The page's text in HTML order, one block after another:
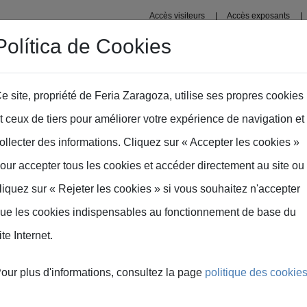
Accès visiteurs Accès exposants
responsable
des tiers et désignation du responsable
de Cookies
site, propriété de Feria Zaragoza, utilise ses propres cookies
ceux de tiers pour améliorer votre expérience de navigation et
des informations. Cliquez sur « Accepter les cookies »
accepter tous les cookies et accéder directement au site ou
sur « Rejeter les cookies » si vous souhaitez n'accepter
les cookies indispensables au fonctionnement de base du
Internet.
plus d'informations, consultez la page politique des cookies